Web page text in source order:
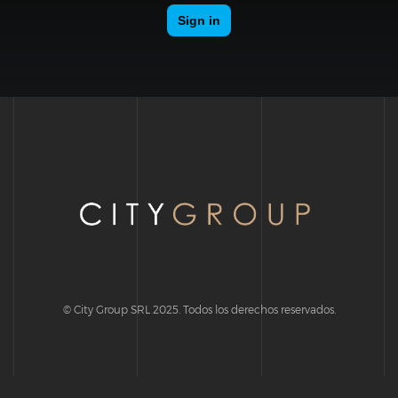
© City Group SRL 2025. Todos los derechos reservados.